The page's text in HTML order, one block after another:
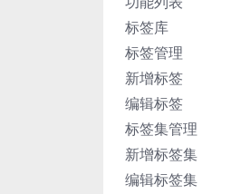
标签库
标签管理
新增标签
编辑标签
标签集管理
新增标签集
编辑标签集